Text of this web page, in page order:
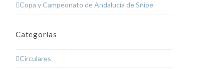
Copa y Campeonato de Andalucía de Snipe
Categorías
Circulares